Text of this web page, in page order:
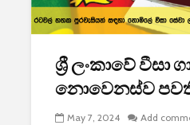
ශ්‍රී ලංකාවේ වීසා
නොවෙනස්ව
May 7, 2024 Add